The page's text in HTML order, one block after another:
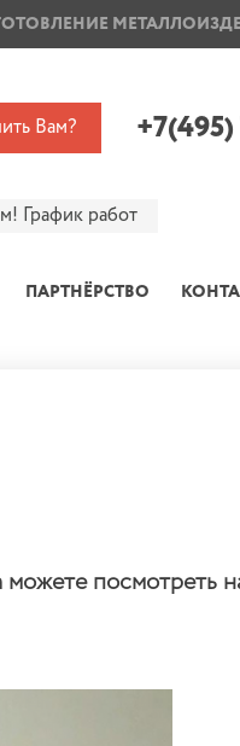
Вам?
График работ
ПАРТНЁРСТВО
можете посмотреть